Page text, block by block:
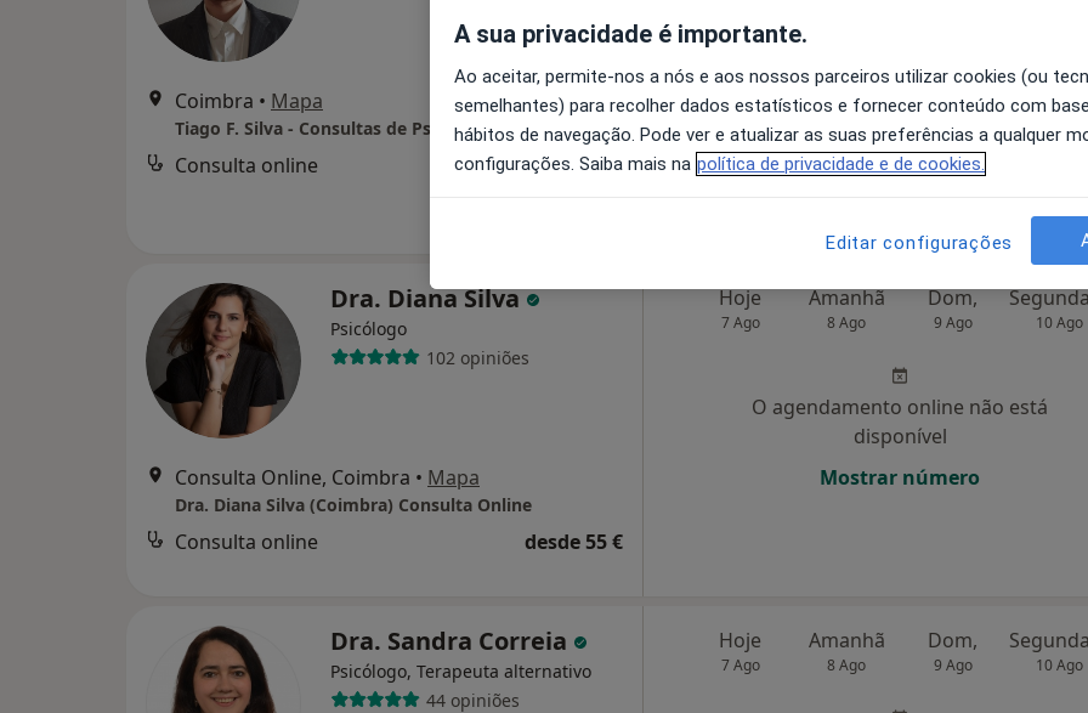
Coimbra • Mapa
Tiago F. Silva - Consultas de Psicologia Online (Coimbra)
Consulta online 50 €
O agendamento online não está
Solicite um atendimento
Dra. Diana Silva
Psicólogo
102 opiniões
Consulta Online, Coimbra • Mapa
Dra. Diana Silva (Coimbra) Consulta Online
Consulta online desde 55 €
Hoje
7 Ago
Amanhã
8 Ago
Dom,
9 Ago 10 Ago
O agendamento online não está
disponível
Mostrar número
Dra. Sandra Correia
Psicólogo, Terapeuta alternativo
44 opiniões
Hoje
7 Ago
Amanhã
8 Ago
Dom,
9 Ago 10 Ago
A sua privacidade é importante.
Ao aceitar, permite-nos a nós e aos nossos parceiros utilizar cookies (ou
semelhantes) para recolher dados estatísticos e fornecer conteúdo com
hábitos de navegação. Pode ver e atualizar as suas preferências a qualquer
configurações. Saiba mais na política de privacidade e de cookies.
Editar configurações